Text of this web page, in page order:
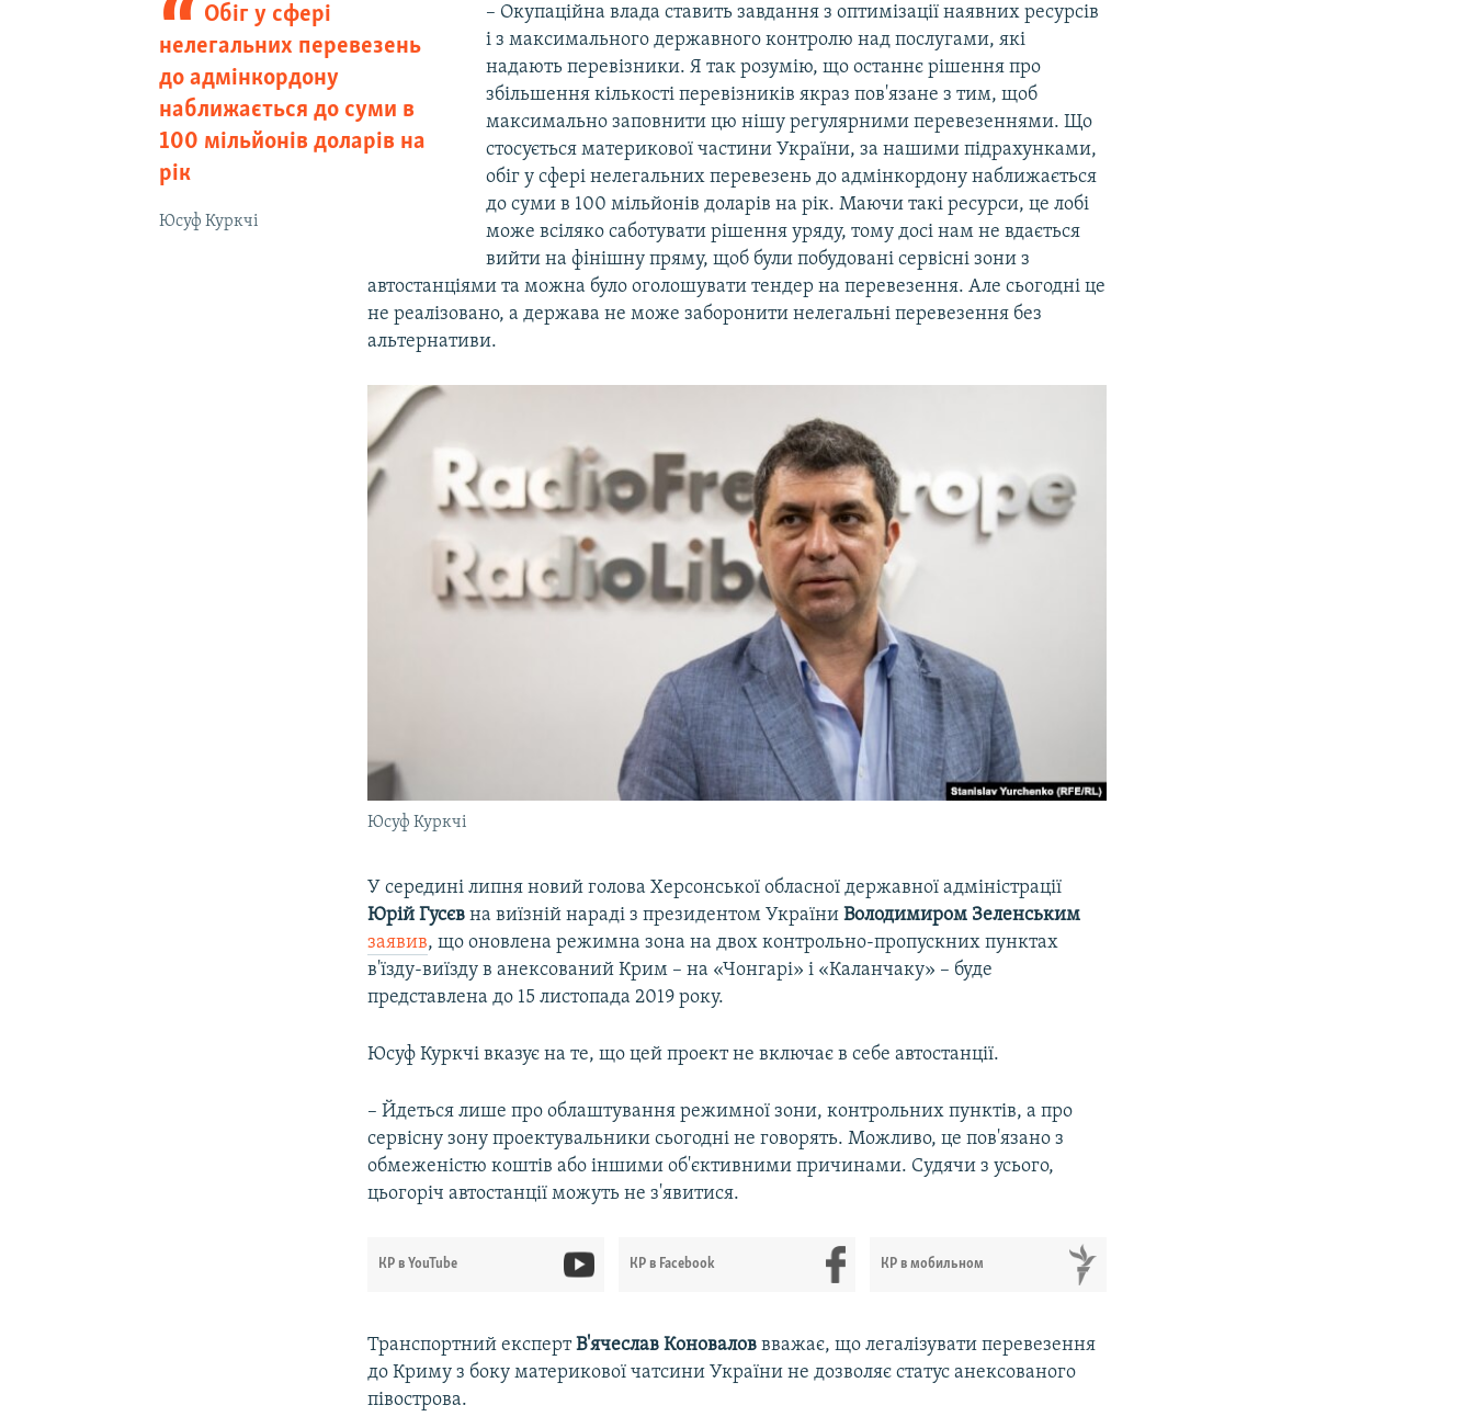
Обіг у сфері
нелегальних перевезень
до адмінкордону
наближається до суми в
100 мільйонів доларів на
рік
Юсуф Куркчі
– Окупаційна влада ставить завдання з оптимізації наявних ресурсів
і з максимального державного контролю над послугами, які
надають перевізники. Я так розумію, що останнє рішення про
збільшення кількості перевізників якраз пов'язане з тим, щоб
максимально заповнити цю нішу регулярними перевезеннями. Що
стосується материкової частини України, за нашими підрахунками,
обіг у сфері нелегальних перевезень до адмінкордону наближається
до суми в 100 мільйонів доларів на рік. Маючи такі ресурси, це лобі
може всіляко саботувати рішення уряду, тому досі нам не вдається
вийти на фінішну пряму, щоб були побудовані сервісні зони з
автостанціями та можна було оголошувати тендер на перевезення. Але сьогодні це
не реалізовано, а держава не може заборонити нелегальні перевезення без
альтернативи.
Юсуф Куркчі
У середині липня новий голова Херсонської обласної державної адміністрації
Юрій Гусєв на виїзній нараді з президентом УкраїниВолодимиром Зеленським
заявив, що оновлена режимна зона на двох контрольно-пропускних пунктах
в'їзду-виїзду в анексований Крим – на «Чонгарі» і «Каланчаку» – буде
представлена до 15 листопада 2019 року.
Юсуф Куркчі вказує на те, що цей проект не включає в себе автостанції.
– Йдеться лише про облаштування режимної зони, контрольних пунктів, а про
сервісну зону проектувальники сьогодні не говорять. Можливо, це пов'язано з
обмеженістю коштів або іншими об'єктивними причинами. Судячи з усього,
цьогоріч автостанції можуть не з'явитися.
КР в YouTube КР в Facebook КР в мобильном
Транспортний експертВ'ячеслав Коновалов вважає, що легалізувати перевезення
до Криму з боку материкової чатсини України не дозволяє статус анексованого
півострова.